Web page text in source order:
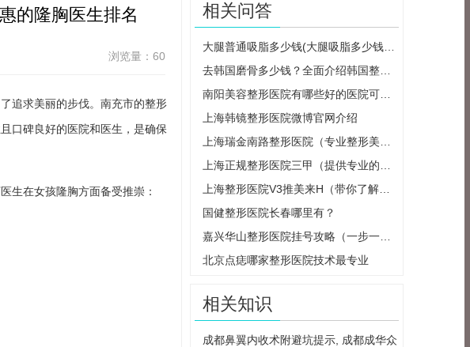
的隆胸医生排名
浏览量：60
追求美丽的步伐。南充市的整形
口碑良好的医院和医生，是确保
生在女孩隆胸方面备受推崇：
相关问答
上海韩镜整形医院微博官网介绍
国健整形医院长春哪里有？
北京点痣哪家整形医院技术最专业
相关知识
成都鼻翼内收术附避坑提示, 成都成华众